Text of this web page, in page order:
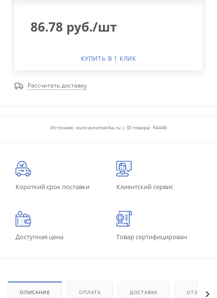
86.78 руб./шт
КУПИТЬ В 1 КЛИК
Рассчитать доставку
Источник: euro-avtomatika.ru | ID товара: 94446
Короткий срок поставки Клиентский сервис
Доступная цена Товар сертифицирован
ОПИСАНИЕ ОПЛАТА ДОСТАВКА ОТЗЫВЫ